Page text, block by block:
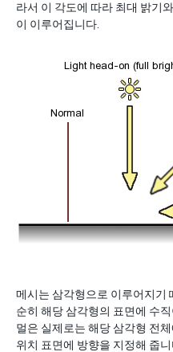
라서 이 각도에 따라 최대 밝기
이 이루어집니다.
메시는 삼각형으로 이루어지기
순히 해당 삼각형의 표면에 수
멀은 실제로는 해당 삼각형 전
위치 표면에 방향을 지정해 줍